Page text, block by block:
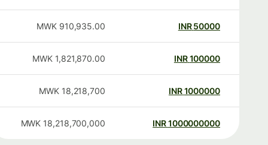
50000
INR
910,935.00
MWK
100000
INR
1,821,870.00
MWK
1000000
INR
18,218,700
MWK
1000000000
INR
18,218,700,000
MWK